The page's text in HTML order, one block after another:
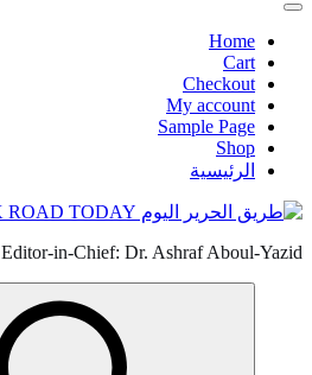
Home
Cart
Checkout
My account
Sample Page
Shop
الرئيسية
Editor-in-Chief: Dr. Ashraf Aboul-Yazid